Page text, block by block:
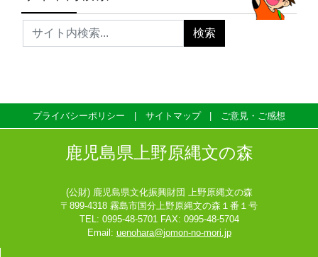
プライバシーポリシー サイトマップ ご意見・ご感想
鹿児島県上野原縄文の森
(公財) 鹿児島県文化振興財団 上野原縄文の森
〒899-4318 霧島市国分上野原縄文の森１番１号
TEL: 0995-48-5701 FAX: 0995-48-5704
Email: uenohara@jomon-no-mori.jp